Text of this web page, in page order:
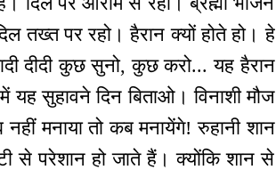
तख्त पर रहो। हैरान क्यों होते हो। हे
दीदी कुछ सुनो, कुछ करो... यह हैरान
यह सुहावने दिन बिताओ। विनाशी मौज
मनाया तो कब मनायेंगे! रुहानी शान
से परेशान हो जाते हैं। क्योंकि शान से